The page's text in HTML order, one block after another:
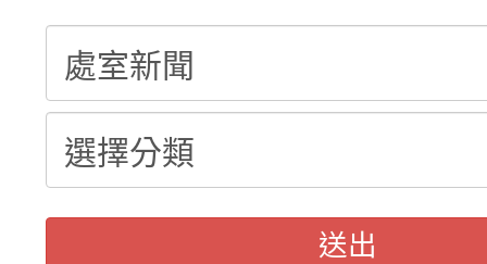
結果(第3招)
送出